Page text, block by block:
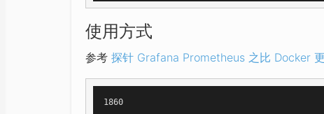
使用方式
参考 探针 Grafana Prometheus 之比 Docker
1860